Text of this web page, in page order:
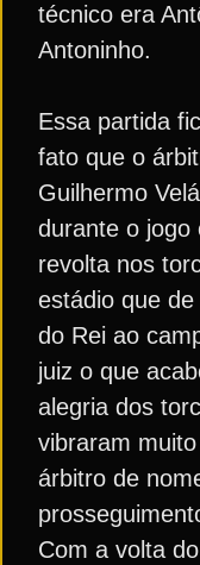
técnico era
Antoninho.
Essa partida
fato que o
Guilhermo
durante o jogo
revolta nos
estádio que
do Rei ao
juiz o que
alegria dos
vibraram
árbitro de
Com a volta